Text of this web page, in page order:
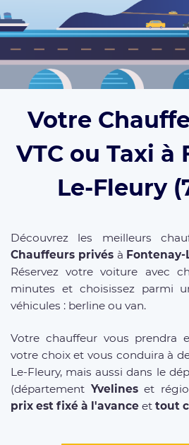
Votre
VTC ou Taxi à
Le-Fleury
Découvrez les meilleurs
Chauffeurs privésà Fontenay-
Réservez votre voiture avec
minutes et choisissez parmi
véhicules : berline ou van.
Votre chauffeur vous prendra
votre choix et vous conduira à
Le-Fleury, mais aussi dans le
(département Yvelineset
prix est fixé à l'avance et tout